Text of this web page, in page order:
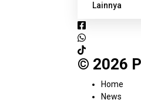
Lainnya
© 2026
Menu
Home
News